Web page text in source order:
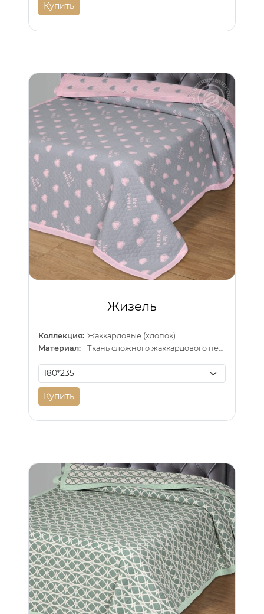
Купить
Жизель
Коллекция: Жаккардовые (хлопок)
Материал:
Ткань сложного жаккардового переплетения внутри п/э нитка
Купить